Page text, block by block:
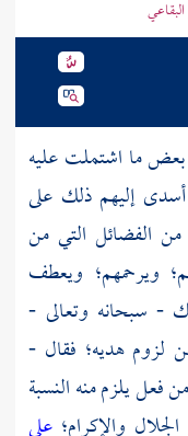
بعض ما اشتملت عليه
إليهم ذلك على
الفضائل التي من
ويرحمهم؛ ويعطف
- سبحانه وتعالى -
لزوم هديه؛ فقال -
فعل يلزم منه النسبة
والإكرام؛ على